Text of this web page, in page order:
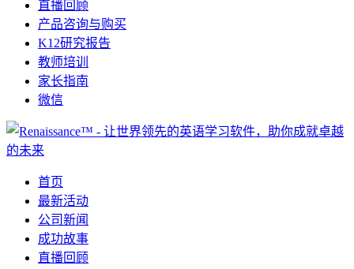
直播回顾
产品咨询与购买
K12研究报告
教师培训
家长指南
微信
首页
最新活动
公司新闻
成功故事
直播回顾